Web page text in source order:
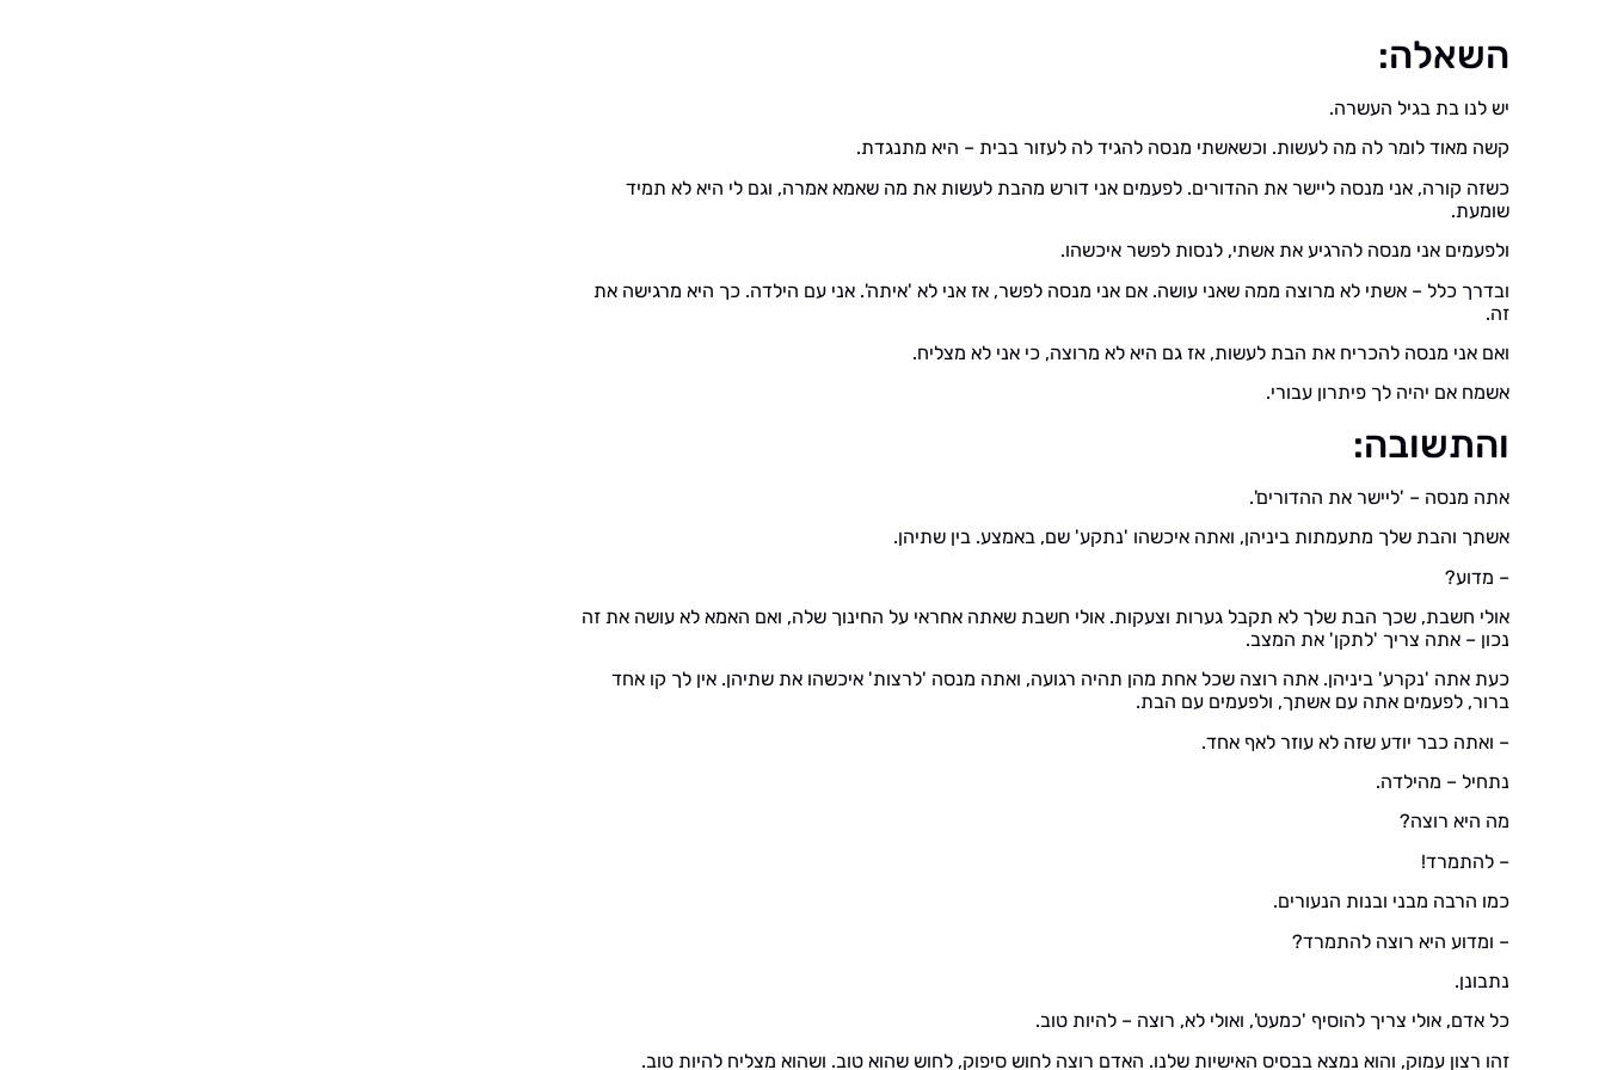
השאלה:
יש לנו בת בגיל העשרה.
קשה מאוד לומר לה מה לעשות. וכשאשתי מנסה להגיד לה לעזור בבית – היא מתנגדת.
כשזה קורה, אני מנסה ליישר את ההדורים. לפעמים אני דורש מהבת לעשות את מה שאמא אמרה, וגם לי היא לא תמיד
שומעת.
ולפעמים אני מנסה להרגיע את אשתי, לנסות לפשר איכשהו.
ובדרך כלל – אשתי לא מרוצה ממה שאני עושה. אם אני מנסה לפשר, אז אני לא 'איתה'. אני עם הילדה. כך היא מרגישה את
זה.
ואם אני מנסה להכריח את הבת לעשות, אז גם היא לא מרוצה, כי אני לא מצליח.
אשמח אם יהיה לך פיתרון עבורי.
והתשובה:
אתה מנסה – 'ליישר את ההדורים'.
אשתך והבת שלך מתעמתות ביניהן, ואתה איכשהו 'נתקע' שם, באמצע. בין שתיהן.
– מדוע?
אולי חשבת, שכך הבת שלך לא תקבל גערות וצעקות. אולי חשבת שאתה אחראי על החינוך שלה, ואם האמא לא עושה את זה
נכון – אתה צריך 'לתקן' את המצב.
כעת אתה 'נקרע' ביניהן. אתה רוצה שכל אחת מהן תהיה רגועה, ואתה מנסה 'לרצות' איכשהו את שתיהן. אין לך קו אחד
ברור, לפעמים אתה עם אשתך, ולפעמים עם הבת.
– ואתה כבר יודע שזה לא עוזר לאף אחד.
נתחיל – מהילדה.
מה היא רוצה?
– להתמרד!
כמו הרבה מבני ובנות הנעורים.
– ומדוע היא רוצה להתמרד?
נתבונן.
כל אדם, אולי צריך להוסיף 'כמעט', ואולי לא, רוצה – להיות טוב.
זהו רצון עמוק, והוא נמצא בבסיס האישיות שלנו. האדם רוצה לחוש סיפוק, לחוש שהוא טוב. ושהוא מצליח להיות טוב.